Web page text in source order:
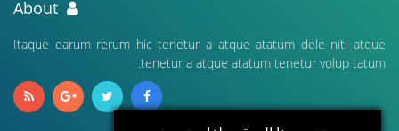
Itaque earum rerum hic tenetur a atque atatum dele niti atque
tenetur a atque atatum tenetur volup tatum.